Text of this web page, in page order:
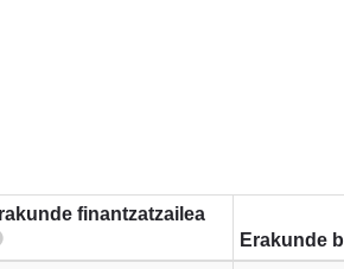
finantzatzailea
Erakunde